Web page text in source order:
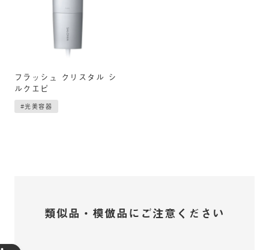
フラッシュ クリスタル シ
ルクエピ
#光美容器
類似品・模倣品にご注意ください